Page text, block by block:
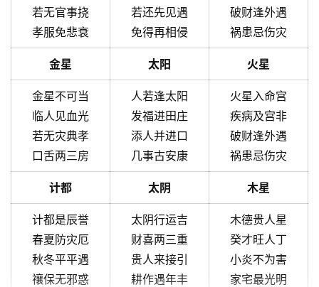
若无官事挠
孝服免悲衰
若还先见遇
免得再相侵
破财逢外遇
祸患忌伤灾
金星 太阳 火星
金星不可当
临人见血光
若无灾典孝
口舌两三房
人若逢太阳
发福进田庄
添人并进口
几事古安康
火星入命宫
疾病及宫非
破财逢外遇
祸患忌伤灾
计都 太阴 木星
计都是辰誉
春夏防灾厄
秋冬平平遇
禳保无邪惑
太阴行运吉
财喜两三重
贵人来接引
耕作遇年丰
木德贵人星
癸才旺人丁
小炎不为害
家宅最光明